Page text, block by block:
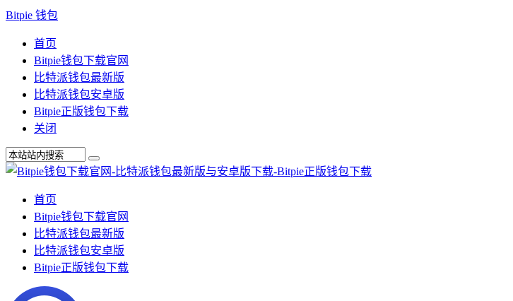
Bitpie 钱包
首页
Bitpie钱包下载官网
比特派钱包最新版
比特派钱包安卓版
Bitpie正版钱包下载
关闭
首页
Bitpie钱包下载官网
比特派钱包最新版
比特派钱包安卓版
Bitpie正版钱包下载